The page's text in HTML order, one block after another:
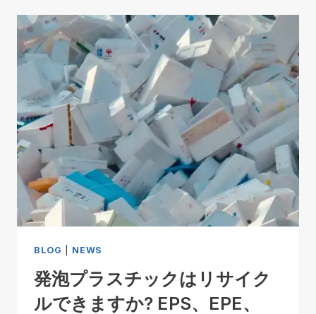
BLOG NEWS
発泡プラスチックはリサイク
ルできますか? EPS、EPE、